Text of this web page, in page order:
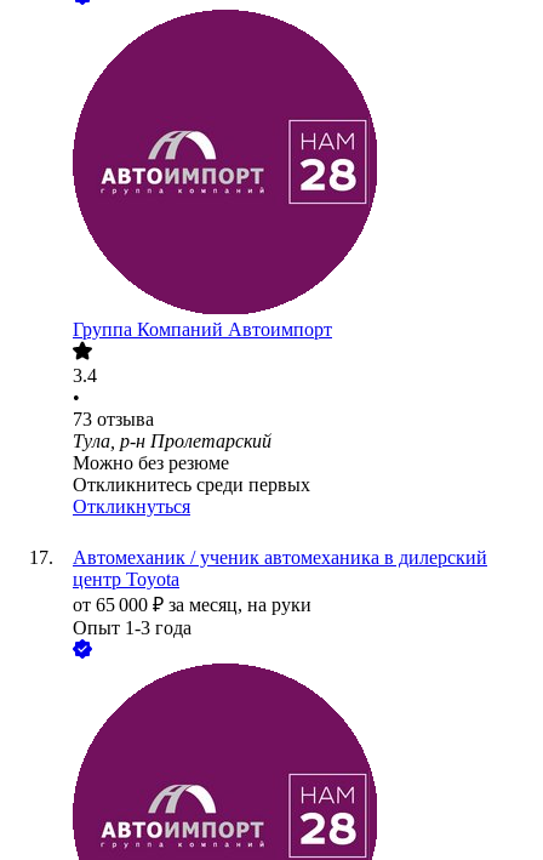
Группа Компаний Автоимпорт
3.4
•
73 отзыва
Тула, р-н Пролетарский
Можно без резюме
Откликнитесь среди первых
Откликнуться
Автомеханик / ученик автомеханика в дилерский
центр Toyota
от 65 000 ₽ за месяц, на руки
Опыт 1-3 года